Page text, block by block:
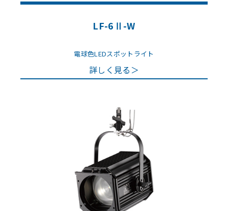
LF-6Ⅱ-W
電球色LEDスポットライト
詳しく見る＞